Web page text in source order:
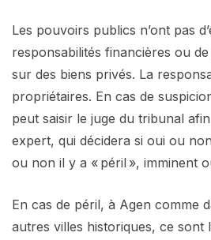
Les pouvoirs publics n’ont pas
responsabilités financières ou
sur des biens privés. La
propriétaires. En cas de
peut saisir le juge du tribunal
expert, qui décidera si oui ou
ou non il y a « péril », imminent
En cas de péril, à Agen comme
autres villes historiques, ce sont